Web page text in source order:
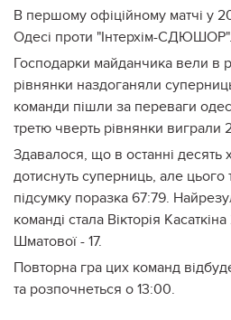
В першому офіційному матчі у
Одесі проти "Інтерхім-СДЮШОР".
Господарки майданчика вели в
рівнянки наздоганяли
команди пішли за переваги
третю чверть рівнянки виграли
Здавалося, що в останні десять
дотиснуть суперниць, але цього
підсумку поразка 67:79.
команді стала Вікторія Касаткіна
Шматової - 17.
Повторна гра цих команд
та розпочнеться о 13:00.